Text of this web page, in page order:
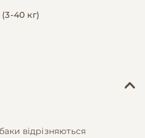
40 кг)
відрізняються